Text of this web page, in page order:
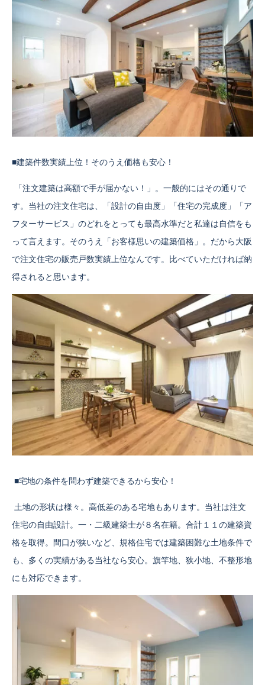
■建築件数実績上位！そのうえ価格も安心！
「注文建築は高額で手が届かない！」。一般的にはその通りで
す。当社の注文住宅は、「設計の自由度」「住宅の完成度」「ア
フターサービス」のどれをとっても最高水準だと私達は自信をも
って言えます。そのうえ「お客様思いの建築価格」。だから大阪
で注文住宅の販売戸数実績上位なんです。比べていただければ納
得されると思います。
■宅地の条件を問わず建築できるから安心！
土地の形状は様々。高低差のある宅地もあります。当社は注文
住宅の自由設計。一・二級建築士が８名在籍。合計１１の建築資
格を取得。間口が狭いなど、規格住宅では建築困難な土地条件で
も、多くの実績がある当社なら安心。旗竿地、狭小地、不整形地
にも対応できます。